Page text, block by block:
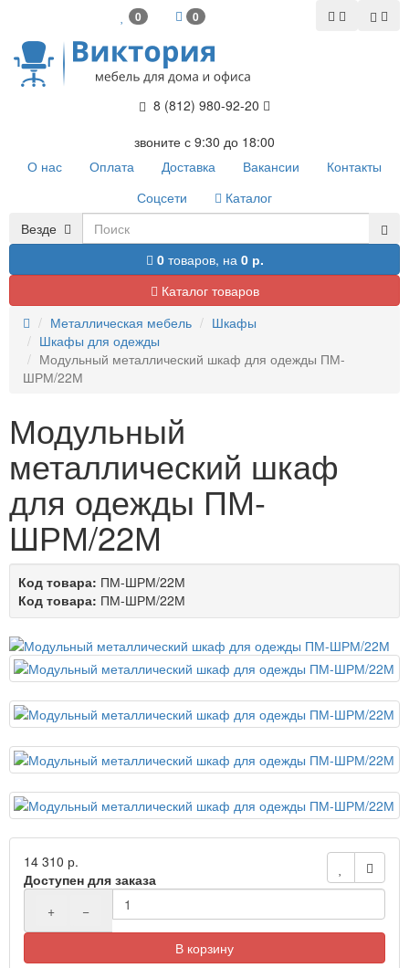
0 0
8 (812) 980-92-20
звоните с 9:30 до 18:00
О нас
Оплата Доставка Вакансии
Контакты
Соцсети
Каталог
Везде
0товаров, на 0 р.
Каталог товаров
Металлическая мебель
Шкафы
Шкафы для одежды
Модульный металлический шкаф для одежды ПМ-
ШРМ/22М
Модульный
металлический шкаф
для одежды ПМ-
ШРМ/22М
Код товара: ПМ-ШРМ/22М
Код товара: ПМ-ШРМ/22М
14 310 р.
Доступен для заказа
+
−
В корзину